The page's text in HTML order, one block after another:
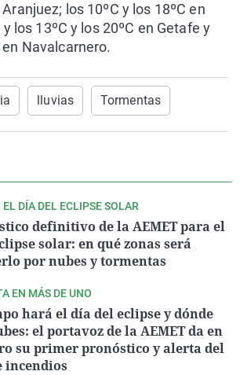
Aranjuez; los 10ºC y los 18ºC en
los 13ºC y los 20ºC en Getafe y
en Navalcarnero.
lluvias Tormentas
DÍA DEL ECLIPSE SOLAR
definitivo de la AEMET para el
solar: en qué zonas será
por nubes y tormentas
EN MÁS DE UNO
hará el día del eclipse y dónde
el portavoz de la AEMET da en
su primer pronóstico y alerta del
incendios